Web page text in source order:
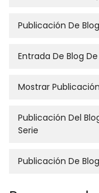
Publicación De
Entrada De Blog
Mostrar Publicación
Publicación Del
Serie
Publicación De